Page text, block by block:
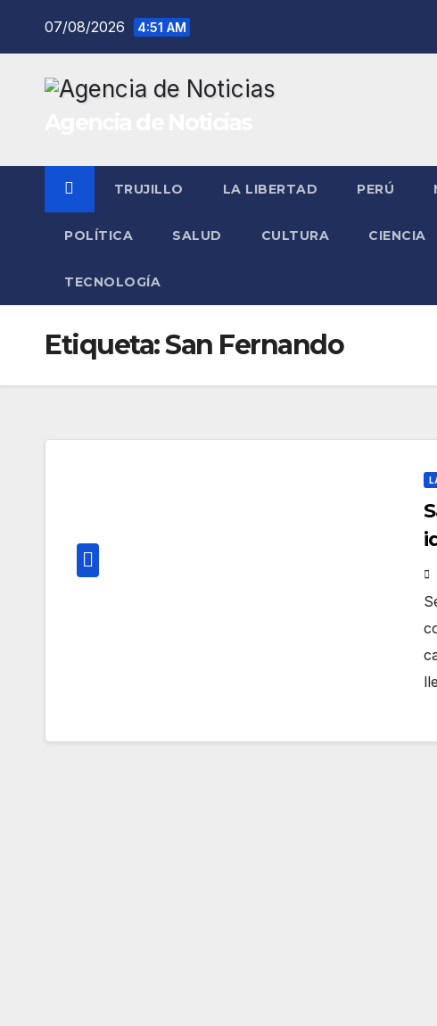
07/08/2026 4:51 AM
TRUJILLO LA LIBERTAD PERÚ
POLÍTICA SALUD CULTURA CIENCIA
TECNOLOGÍA
Etiqueta:San Fernando